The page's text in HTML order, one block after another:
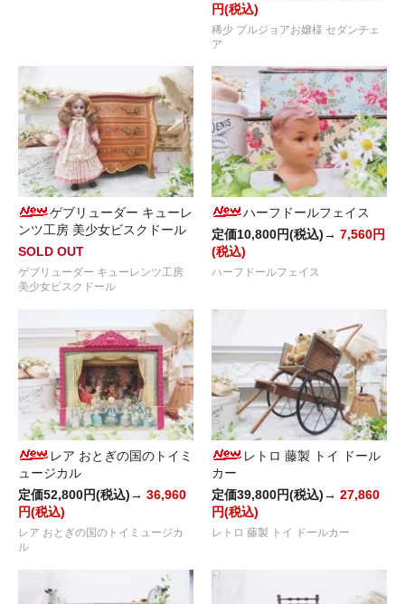
円(税込)
稀少 ブルジョアお嬢様 セダンチェ
ア
ゲブリューダー キューレ
ンツ工房 美少女ビスクドール
SOLD OUT
ゲブリューダー キューレンツ工房
美少女ビスクドール
ハーフドールフェイス
定価10,800円(税込)→ 7,560円
(税込)
ハーフドールフェイス
レア おとぎの国のトイミ
ュージカル
定価52,800円(税込)→ 36,960
円(税込)
レア おとぎの国のトイミュージカ
ル
レトロ 藤製 トイ ドール
カー
定価39,800円(税込)→ 27,860
円(税込)
レトロ 藤製 トイ ドールカー